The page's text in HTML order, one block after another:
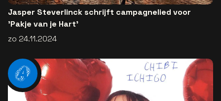
Jasper Steverlinck schrijft campagnelied voor
'Pakje van je Hart’
zo 24.11.2024